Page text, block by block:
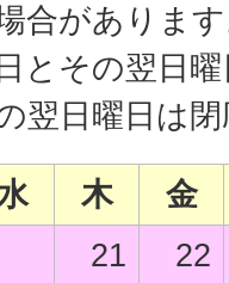
合がありま
とその翌日
翌日曜日は
木 金
21 22